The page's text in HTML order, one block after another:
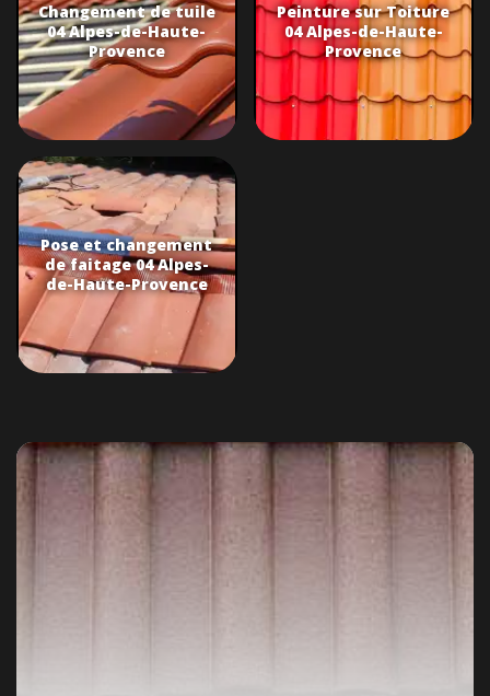
Changement de tuile
04 Alpes-de-Haute-
Provence
Peinture sur Toiture
04 Alpes-de-Haute-
Provence
Pose et changement
de faitage 04 Alpes-
de-Haute-Provence